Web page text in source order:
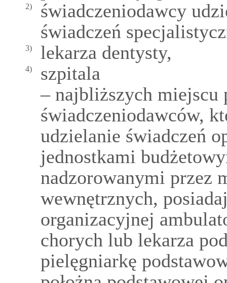
2)
świadczeniodawcy
świadczeń
3) lekarza dentysty,
4)
szpitala
– najbliższych miejscu
świadczeniodawców,
udzielanie świadczeń
jednostkami
nadzorowanymi przez
wewnętrznych,
organizacyjnej
chorych lub lekarza
pielęgniarkę